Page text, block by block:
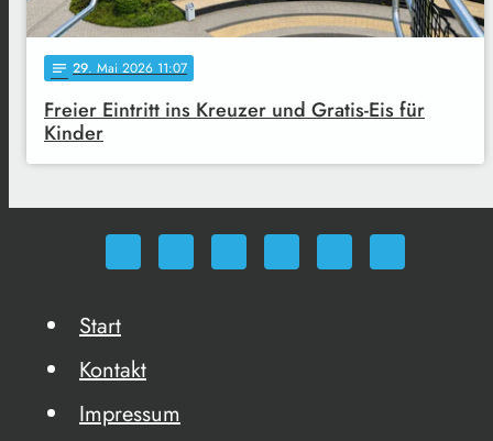
notes 29. Mai 2026 11:07
Freier Eintritt ins Kreuzer und Gratis-Eis für
Kinder
Start
Kontakt
Impressum